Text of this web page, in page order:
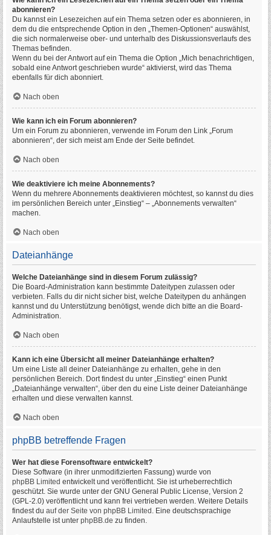
abonnieren?
Du kannst ein Lesezeichen auf ein Thema setzen oder es abonnieren, in
dem du die entsprechende Option in den „Themen-Optionen“ auswählst,
die sich normalerweise ober- und unterhalb des Diskussionsverlaufs des
Themas befinden.
Wenn du bei der Antwort auf ein Thema die Option „Mich benachrichtigen,
sobald eine Antwort geschrieben wurde“ aktivierst, wird das Thema
ebenfalls für dich abonniert.
Nach oben
Wie kann ich ein Forum abonnieren?
Um ein Forum zu abonnieren, verwende im Forum den Link „Forum
abonnieren“, der sich meist am Ende der Seite befindet.
Nach oben
Wie deaktiviere ich meine Abonnements?
Wenn du mehrere Abonnements deaktivieren möchtest, so kannst du dies
im persönlichen Bereich unter „Einstieg“ – „Abonnements verwalten“
machen.
Nach oben
Dateianhänge
Welche Dateianhänge sind in diesem Forum zulässig?
Die Board-Administration kann bestimmte Dateitypen zulassen oder
verbieten. Falls du dir nicht sicher bist, welche Dateitypen du anhängen
kannst und du Unterstützung benötigst, wende dich bitte an die Board-
Administration.
Nach oben
Kann ich eine Übersicht all meiner Dateianhänge erhalten?
Um eine Liste all deiner Dateianhänge zu erhalten, gehe in den
persönlichen Bereich. Dort findest du unter „Einstieg“ einen Punkt
„Dateianhänge verwalten“, über den du eine Liste deiner Dateianhänge
erhalten und diese verwalten kannst.
Nach oben
phpBB betreffende Fragen
Wer hat diese Forensoftware entwickelt?
Diese Software (in ihrer unmodifizierten Fassung) wurde von
phpBB Limited entwickelt und veröffentlicht. Sie ist urheberrechtlich
geschützt. Sie wurde unter der GNU General Public License, Version 2
(GPL-2.0) veröffentlicht und kann frei vertrieben werden. Weitere Details
findest du auf der Seite von phpBB Limited . Eine deutschsprachige
Anlaufstelle ist unter phpBB.de zu finden.